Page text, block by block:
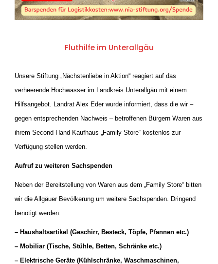
Fluthilfe im Unterallgäu
Unsere Stiftung „Nächstenliebe in Aktion“ reagiert auf das
verheerende Hochwasser im Landkreis Unterallgäu mit einem
Hilfsangebot. Landrat Alex Eder wurde informiert, dass die wir –
gegen entsprechenden Nachweis – betroffenen Bürgern Waren aus
ihrem Second-Hand-Kaufhaus „Family Store“ kostenlos zur
Verfügung stellen werden.
Aufruf zu weiteren Sachspenden
Neben der Bereitstellung von Waren aus dem „Family Store“ bitten
wir die Allgäuer Bevölkerung um weitere Sachspenden. Dringend
benötigt werden:
– Haushaltsartikel (Geschirr, Besteck, Töpfe, Pfannen etc.)
– Mobiliar (Tische, Stühle, Betten, Schränke etc.)
– Elektrische Geräte (Kühlschränke, Waschmaschinen,